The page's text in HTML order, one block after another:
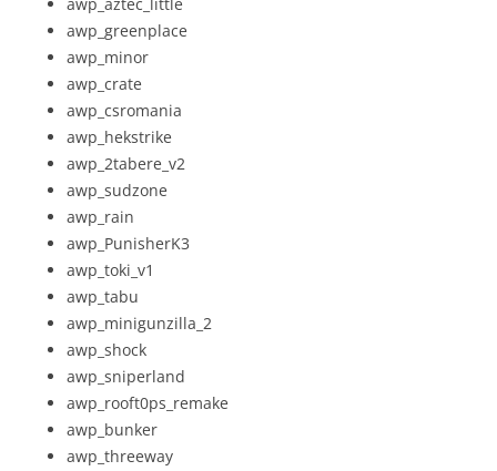
awp_greenplace
awp_minor
awp_crate
awp_csromania
awp_hekstrike
awp_2tabere_v2
awp_sudzone
awp_rain
awp_PunisherK3
awp_toki_v1
awp_tabu
awp_minigunzilla_2
awp_shock
awp_sniperland
awp_rooft0ps_remake
awp_bunker
awp_threeway